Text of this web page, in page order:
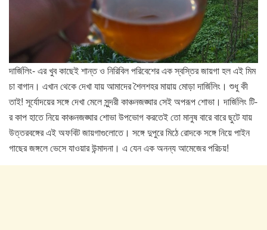
দার্জিলিং- এর খুব কাছেই শান্ত ও নিরিবিল পরিবেশের এক স্বস্তির জায়গা হল এই মিম
চা বাগান। এখান থেকে দেখা যায় আমাদের শৈলশহর মায়ায় মোড়া দার্জিলিং। শুধু কী
তাই! সূর্যোদয়ের সঙ্গে দেখা মেলে সুন্দরী কাঞ্চনজঙ্ঘার সেই অপরূপ শোভা। দার্জিলিং টি-
র কাপ হাতে নিয়ে কাঞ্চনজঙ্ঘার শোভা উপভোগ করতেই তো মানুষ বারে বারে ছুটে যায়
উত্তরবঙ্গের এই অফবিট জায়গাগুলোতে। সঙ্গে দুপুরে মিঠে রোদকে সঙ্গে নিয়ে পাইন
গাছের জঙ্গলে ভেসে যাওয়ার উন্মাদনা। এ যেন এক অনন্য আমেজের পরিচয়!